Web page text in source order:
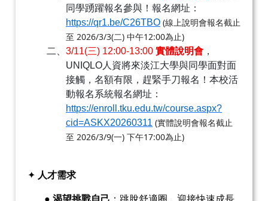
同學踴躍報名參與！報名網址：
https://qr1.be/C26TBO (線上說明會報名截止
至 2026/3/3(二)中午12:00為止)
二、 3/11(三) 12:00-13:00 實體說明會，
UNIQLO人資將來淡江大學與同學面對面
接觸，名額有限，趕緊手刀報名！本校活
動報名系統報名網址：
https://enroll.tku.edu.tw/course.aspx?
cid=ASKX20260311 (實體說明會報名截止
至 2026/3/9(一)下午17:00為止)
✦ 人才需求